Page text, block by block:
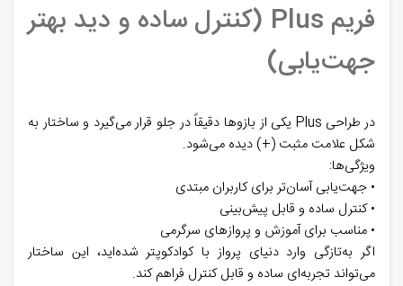
فریم Plus (کنترل ساده و دید بهتر
جهت‌یابی)
در طراحی Plus یکی از بازوها دقیقاً در جلو قرار می‌گیرد و ساختار به
شکل علامت مثبت (+) دیده می‌شود.
ویژگی‌ها:
• جهت‌یابی آسان‌تر برای کاربران مبتدی
• کنترل ساده و قابل پیش‌بینی
• مناسب برای آموزش و پروازهای سرگرمی
اگر به‌تازگی وارد دنیای پرواز با کوادکوپتر شده‌اید، این ساختار
می‌تواند تجربه‌ای ساده و قابل کنترل فراهم کند.